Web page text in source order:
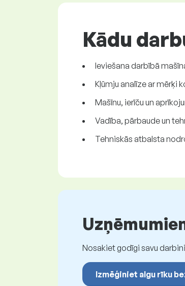
Kādu
Ieviešana darbībā
Kļūmju analīze ar mērķi
Mašīnu, ierīču un
Vadība, pārbaude un
Tehniskās atbalsta
Nosakiet godīgi savu
Izmēģiniet algu rīku